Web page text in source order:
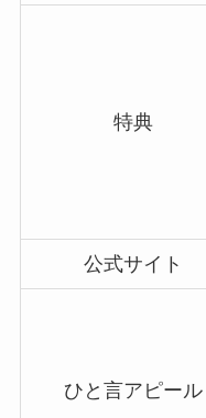
特典
公式サイト
ひと言アピール